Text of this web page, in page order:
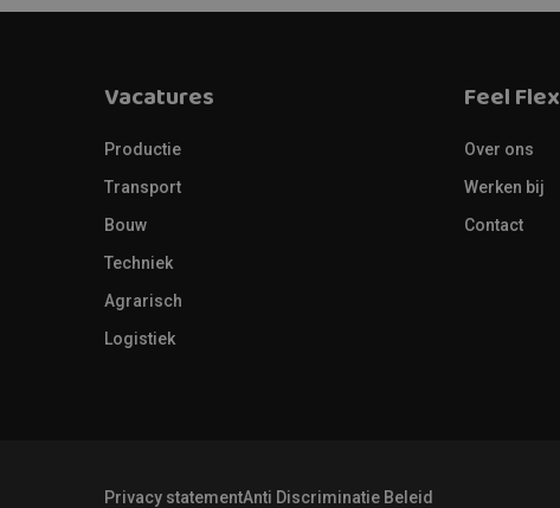
Vacatures
Productie
Transport
Bouw
Techniek
Agrarisch
Logistiek
Feel Flex
Over ons
Werken bij
Contact
Privacy statementAnti Discriminatie Beleid